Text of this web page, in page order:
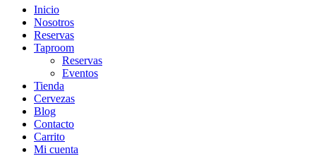
Inicio
Nosotros
Reservas
Taproom
Reservas
Eventos
Tienda
Cervezas
Blog
Contacto
Carrito
Mi cuenta